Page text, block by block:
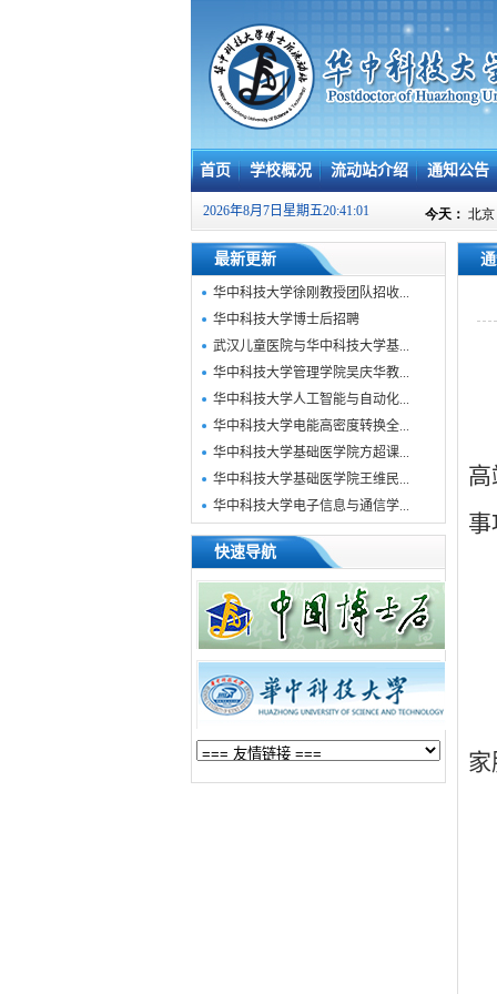
首页 学校概况 流动站介绍 通知公告
2026年8月7日星期五20:41:01
最新更新
华中科技大学徐刚教授团队招收...
华中科技大学博士后招聘
武汉儿童医院与华中科技大学基...
华中科技大学管理学院吴庆华教...
华中科技大学人工智能与自动化...
华中科技大学电能高密度转换全...
华中科技大学基础医学院方超课...
华中科技大学基础医学院王维民...
华中科技大学电子信息与通信学...
快速导航